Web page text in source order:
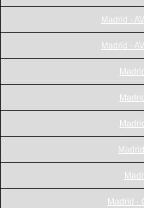
Madrid -
Madrid -
Madrid -